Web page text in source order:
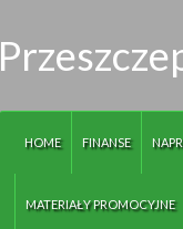
HOME FINANSE
MATERIAŁY PROMOCYJNE